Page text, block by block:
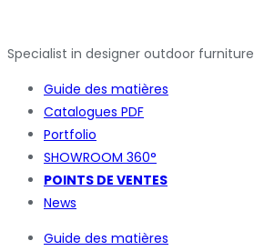
Specialist in designer outdoor furniture
Guide des matières
Catalogues PDF
Portfolio
SHOWROOM 360°
POINTS DE VENTES
News
Guide des matières